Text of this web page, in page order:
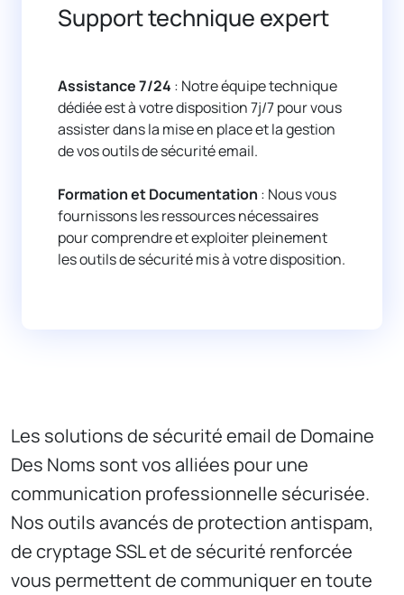
Support technique expert
Assistance 7/24 : Notre équipe technique
dédiée est à votre disposition 7j/7 pour vous
assister dans la mise en place et la gestion
de vos outils de sécurité email.
Formation et Documentation : Nous vous
fournissons les ressources nécessaires
pour comprendre et exploiter pleinement
les outils de sécurité mis à votre disposition.
Les solutions de sécurité email de Domaine
Des Noms sont vos alliées pour une
communication professionnelle sécurisée.
Nos outils avancés de protection antispam,
de cryptage SSL et de sécurité renforcée
vous permettent de communiquer en toute